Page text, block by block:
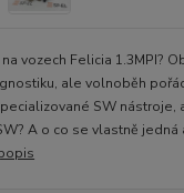
na vozech Felicia 1.3MPI?
ale volnoběh
SW nástroje,
A o co se vlastně